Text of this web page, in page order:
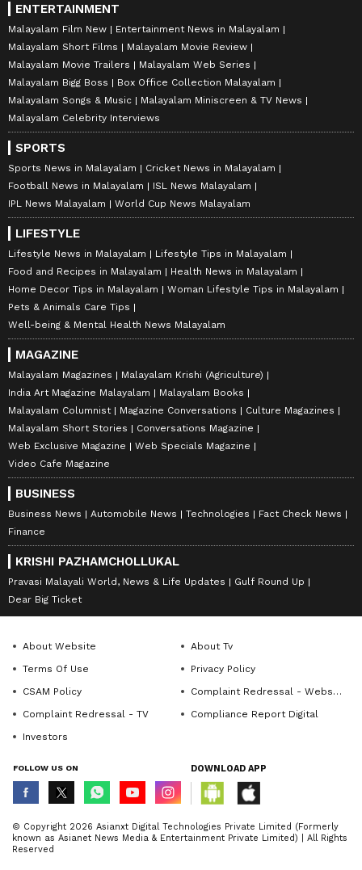
ENTERTAINMENT
Malayalam Film New
Entertainment News in Malayalam
Malayalam Short Films
Malayalam Movie Review
Malayalam Movie Trailers
Malayalam Web Series
Malayalam Bigg Boss
Box Office Collection Malayalam
Malayalam Songs & Music
Malayalam Miniscreen & TV News
Malayalam Celebrity Interviews
SPORTS
Sports News in Malayalam
Cricket News in Malayalam
Football News in Malayalam
ISL News Malayalam
IPL News Malayalam
World Cup News Malayalam
LIFESTYLE
Lifestyle News in Malayalam
Lifestyle Tips in Malayalam
Food and Recipes in Malayalam
Health News in Malayalam
Home Decor Tips in Malayalam
Woman Lifestyle Tips in Malayalam
Pets & Animals Care Tips
Well-being & Mental Health News Malayalam
MAGAZINE
Malayalam Magazines
Malayalam Krishi (Agriculture)
India Art Magazine Malayalam
Malayalam Books
Malayalam Columnist
Magazine Conversations
Culture Magazines
Malayalam Short Stories
Conversations Magazine
Web Exclusive Magazine
Web Specials Magazine
Video Cafe Magazine
BUSINESS
Business News Automobile News Technologies
Fact Check News
Finance
KRISHI PAZHAMCHOLLUKAL
Pravasi Malayali World, News & Life Updates
Gulf Round Up
Dear Big Ticket
About Website
About Tv
Terms Of Use
Privacy Policy
CSAM Policy
Complaint Redressal - Website
Complaint Redressal - TV
Compliance Report Digital
Investors
FOLLOW US ON DOWNLOAD APP
© Copyright 2026 Asianxt Digital Technologies Private Limited (Formerly
known as Asianet News Media & Entertainment Private Limited) | All Rights
Reserved